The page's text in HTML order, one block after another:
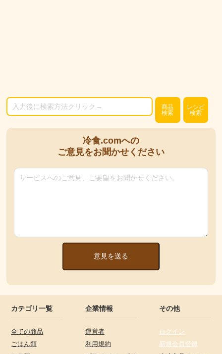
商品
検索
レシピ
検索
冷食.comへの
ご意見をお聞かせください
意見を送る
カテゴリ一覧
全ての商品
ごはん類
企業情報
運営者
利用規約
その他
ログイン
新規会員登録